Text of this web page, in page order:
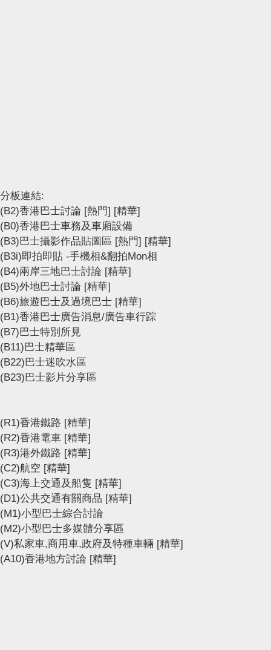
分板連結:
(B2)香港巴士討論 [熱門] [精華]
(B0)香港巴士車務及車廂設備
(B3)巴士攝影作品貼圖區 [熱門] [精華]
(B3i)即拍即貼 -手機相&翻拍Mon相
(B4)兩岸三地巴士討論 [精華]
(B5)外地巴士討論 [精華]
(B6)旅遊巴士及過境巴士 [精華]
(B1)香港巴士廣告消息/廣告車行踪
(B7)巴士特別所見
(B11)巴士精華區
(B22)巴士迷吹水區
(B23)巴士影片分享區
(R1)香港鐵路 [精華]
(R2)香港電車 [精華]
(R3)港外鐵路 [精華]
(C2)航空 [精華]
(C3)海上交通及船隻 [精華]
(D1)公共交通有關商品 [精華]
(M1)小型巴士綜合討論
(M2)小型巴士多媒體分享區
(V)私家車,商用車,政府及特種車輛 [精華]
(A10)香港地方討論 [精華]